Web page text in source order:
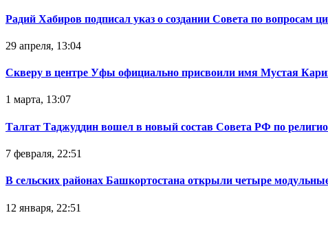
Радий Хабиров подписал указ о создании Совета по вопросам
29 апреля, 13:04
Скверу в центре Уфы официально присвоили имя Мустая
1 марта, 13:07
Талгат Таджуддин вошел в новый состав Совета РФ по
7 февраля, 22:51
В сельских районах Башкортостана открыли четыре
12 января, 22:51